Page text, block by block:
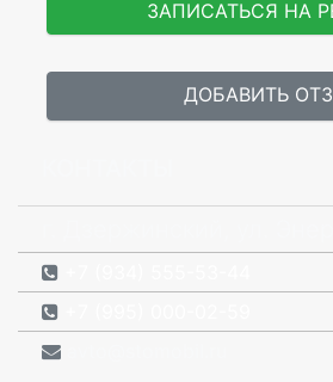
ЗАПИСАТЬСЯ НА
ДОБАВИТЬ